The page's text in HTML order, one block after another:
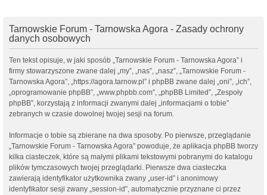
Tarnowskie Forum - Tarnowska Agora - Zasady ochrony
danych osobowych
Ten tekst opisuje, w jaki sposób „Tarnowskie Forum - Tarnowska Agora” i
firmy stowarzyszone zwane dalej „my”, „nas”, „nasz”, „Tarnowskie Forum -
Tarnowska Agora”, „https://agora.tarnow.pl” i phpBB zwane dalej „oni”, „ich”,
„oprogramowanie phpBB”, „www.phpbb.com”, „phpBB Limited”, „Zespoły
phpBB”, korzystają z informacji zwanymi dalej „informacjami o tobie”
zebranych w czasie dowolnej twojej sesji na forum.
Informacje o tobie są zbierane na dwa sposoby. Po pierwsze, przeglądanie
„Tarnowskie Forum - Tarnowska Agora” powoduje, że aplikacja phpBB tworzy
kilka ciasteczek, które są małymi plikami tekstowymi pobranymi do katalogu
plików tymczasowych twojej przeglądarki. Pierwsze dwa ciasteczka
zawierają identyfikator użytkownika zwany „user-id” i anonimowy
identyfikator sesji zwany „session-id”, automatycznie przyznane ci przez